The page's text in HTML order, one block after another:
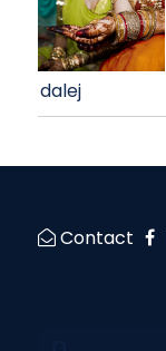
dalej
Contact